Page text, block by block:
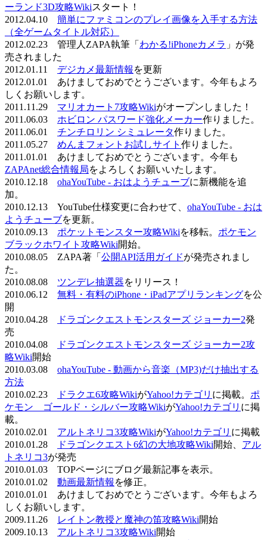
ーランド3D攻略Wikiスタート！
2012.04.10 簡単にファミコンのプレイ画像を入手する方法
（全ゲームタイトル対応）
2012.02.23 管理人ZAPA執筆「 わかる!iPhoneカメラ 」が発
売されました
2012.01.11 デジカメ最新情報 を更新
2012.01.01 あけましておめでとうございます。今年もよろ
しくお願いします。
2011.11.29 マリオカート7攻略Wikiがオープンしました！
2011.06.03 ホビロン パスワード強化メーカー作りました。
2011.06.01 チンチロリン シミュレータ作りました。
2011.05.27 めんまフォントお試しサイト 作りました。
2011.01.01 あけましておめでとうございます。今年も
ZAPAnet総合情報局をよろしくお願いいたします。
2010.12.18 ohaYouTube - おはようチューブに新機能を追
加。
2010.12.13 YouTube仕様変更に合わせて、 ohaYouTube - おは
ようチューブを更新。
2010.09.13 ポケットモンスター攻略Wikiを移転。 ポケモン
ブラックホワイト攻略Wiki開始。
2010.08.05 ZAPA著「 公開API活用ガイドが発売されまし
た。
2010.08.08 ツンデレ抽選器をリリース！
2010.06.12 無料・有料のiPhone・iPadアプリランキングを公
開
2010.04.28
ドラゴンクエストモンスターズ ジョーカー2発
売
2010.04.08
ドラゴンクエストモンスターズ ジョーカー2攻
略Wiki開始
2010.03.08 ohaYouTube - 動画から音楽（MP3)だけ抽出する
方法
2010.02.23
ドラクエ6攻略WikiがYahoo!カテゴリ に掲載。 ポ
ケモン ゴールド・シルバー攻略WikiがYahoo!カテゴリ に掲
載。
2010.02.01 アルトネリコ3攻略WikiがYahoo!カテゴリ に掲載
2010.01.28
ドラゴンクエスト6幻の大地攻略Wiki開始、 アル
トネリコ3が発売
2010.01.03 TOPページにブログ最新記事を表示。
2010.01.02 動画最新情報 を修正。
2010.01.01 あけましておめでとうございます。今年もよろ
しくお願いします。
2009.11.26
レイトン教授と魔神の笛攻略Wiki開始
2009.10.13 アルトネリコ3攻略Wiki開始